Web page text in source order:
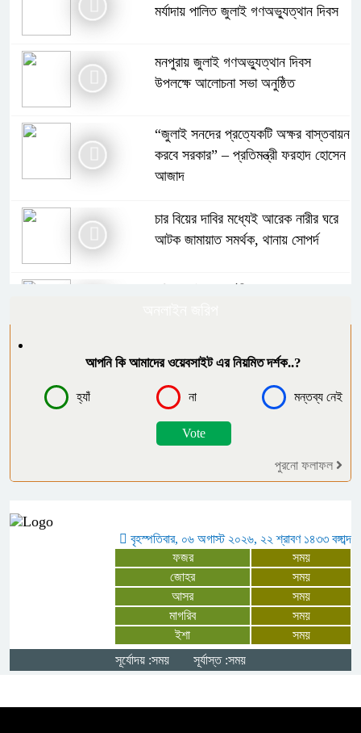
মর্যাদায় পালিত জুলাই গণঅভ্যুত্থান দিবস
মনপুরায় জুলাই গণঅভ্যুত্থান দিবস
উপলক্ষে আলোচনা সভা অনুষ্ঠিত
“জুলাই সনদের প্রত্যেকটি অক্ষর বাস্তবায়ন
করবে সরকার” – প্রতিমন্ত্রী ফরহাদ হোসেন
আজাদ
চার বিয়ের দাবির মধ্যেই আরেক নারীর ঘরে
আটক জামায়াত সমর্থক, থানায় সোপর্দ
ফৈজুদ্দিন মাধ্যমিক বিদ্যালয়ের এডহক
কমিটির সভাপতি নির্বাচিত হলেন মতিন কিরন
রাজধানীর তিন ক্যাম্পাসে ছাত্রদল-শিবির
কুষ্টিয়ায় ৬ হাজার পিস ইয়াবাসহ বাসের
সুপারভাইজার আটক
তরুণ উদ্ভাবকরাই বাংলাদেশের ভবিষ্যৎ :
প্রধানমন্ত্রী
আপনি কি আমাদের ওয়েবসাইট এর নিয়মিত দর্শক..?
হ্যাঁ না মন্তব্য নেই
পুরনো ফলাফল
বৃহস্পতিবার, ০৬ অগাস্ট ২০২৬, ২২ শ্রাবণ ১৪৩৩ বঙ্গাব্দ
ফজর
সময়
জোহর
সময়
আসর
সময়
মাগরিব
সময়
ইশা
সময়
সূর্যোদয় :সময়
সূর্যাস্ত :সময়